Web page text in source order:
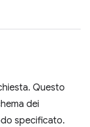
Questo
dei
specificato.